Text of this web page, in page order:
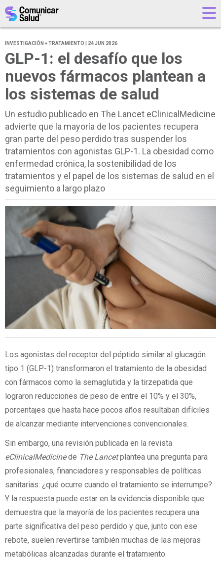
INVESTIGACIÓN + TRATAMIENTO | 24 JUN 2026
GLP-1: el desafío que los
nuevos fármacos plantean a
los sistemas de salud
Un estudio publicado en The Lancet eClinicalMedicine
advierte que la mayoría de los pacientes recupera
gran parte del peso perdido tras suspender los
tratamientos con agonistas GLP-1. La obesidad como
enfermedad crónica, la sostenibilidad de los
tratamientos y el papel de los sistemas de salud en el
seguimiento a largo plazo
Los agonistas del receptor del péptido similar al glucagón
tipo 1 (GLP-1) transformaron el tratamiento de la obesidad
con fármacos como la semaglutida y la tirzepatida que
lograron reducciones de peso de entre el 10% y el 30%,
porcentajes que hasta hace pocos años resultaban difíciles
de alcanzar mediante intervenciones convencionales.
Sin embargo, una revisión publicada en la revista
eClinicalMedicinede The Lancetplantea una pregunta para
profesionales, financiadores y responsables de políticas
sanitarias: ¿qué ocurre cuando el tratamiento se interrumpe?
Y la respuesta puede estar en la evidencia disponible que
demuestra que la mayoría de los pacientes recupera una
parte significativa del peso perdido y que, junto con ese
rebote, suelen revertirse también muchas de las mejoras
metabólicas alcanzadas durante el tratamiento.